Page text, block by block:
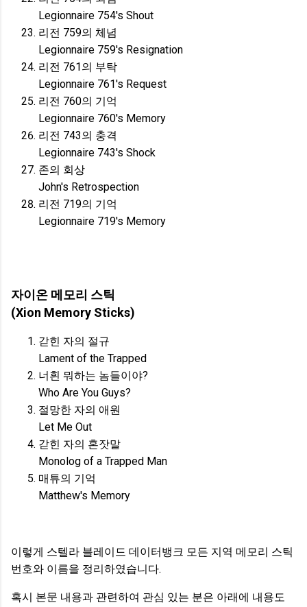
Legionnaire 754's Shout
리전 759의 체념
Legionnaire 759's Resignation
리전 761의 부탁
Legionnaire 761's Request
리전 760의 기억
Legionnaire 760's Memory
리전 743의 충격
Legionnaire 743's Shock
존의 회상
John's Retrospection
리전 719의 기억
Legionnaire 719's Memory
자이온 메모리 스틱
(Xion Memory Sticks)
갇힌 자의 절규
Lament of the Trapped
너흰 뭐하는 놈들이야?
Who Are You Guys?
절망한 자의 애원
Let Me Out
갇힌 자의 혼잣말
Monolog of a Trapped Man
매튜의 기억
Matthew's Memory
이렇게 스텔라 블레이드 데이터뱅크 모든 지역 메모리 스틱
번호와 이름을 정리하였습니다.
혹시 본문 내용과 관련하여 관심 있는 분은 아래에 내용도